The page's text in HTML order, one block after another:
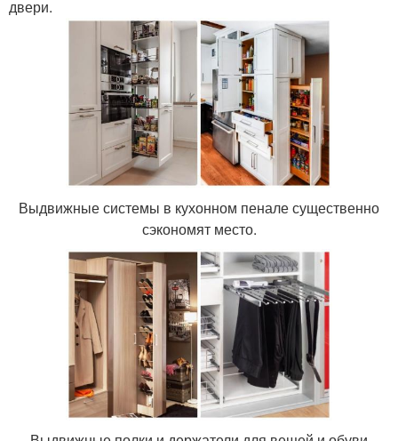
двери.
Выдвижные системы в кухонном пенале существенно
сэкономят место.